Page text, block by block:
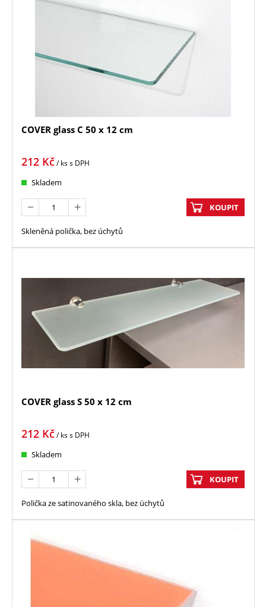
COVER glass C 50 x 12 cm
212 Kč/ kss DPH
Skladem
KOUPIT
Skleněná polička, bez úchytů
COVER glass S 50 x 12 cm
212 Kč/ kss DPH
Skladem
KOUPIT
Polička ze satinovaného skla, bez úchytů